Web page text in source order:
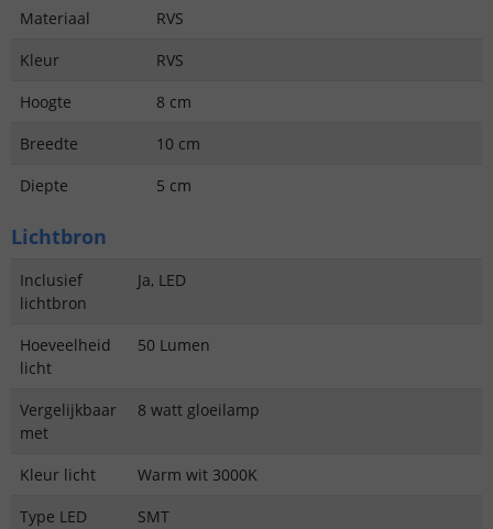
Materiaal
RVS
Kleur
RVS
Hoogte
8 cm
Breedte
10 cm
Diepte
5 cm
Lichtbron
Inclusief
lichtbron
Ja, LED
Hoeveelheid
licht
50 Lumen
Vergelijkbaar
met
8 watt gloeilamp
Kleur licht
Warm wit 3000K
Type LED
SMT